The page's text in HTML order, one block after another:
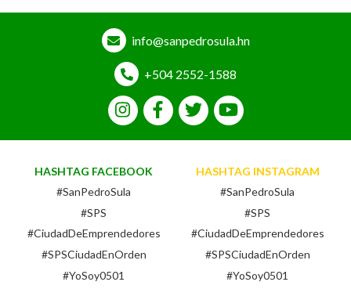
info@sanpedrosula.hn
+504 2552-1588
HASHTAG FACEBOOK
#SanPedroSula
#SPS
#CiudadDeEmprendedores
#SPSCiudadEnOrden
#YoSoy0501
HASHTAG INSTAGRAM
#SanPedroSula
#SPS
#CiudadDeEmprendedores
#SPSCiudadEnOrden
#YoSoy0501